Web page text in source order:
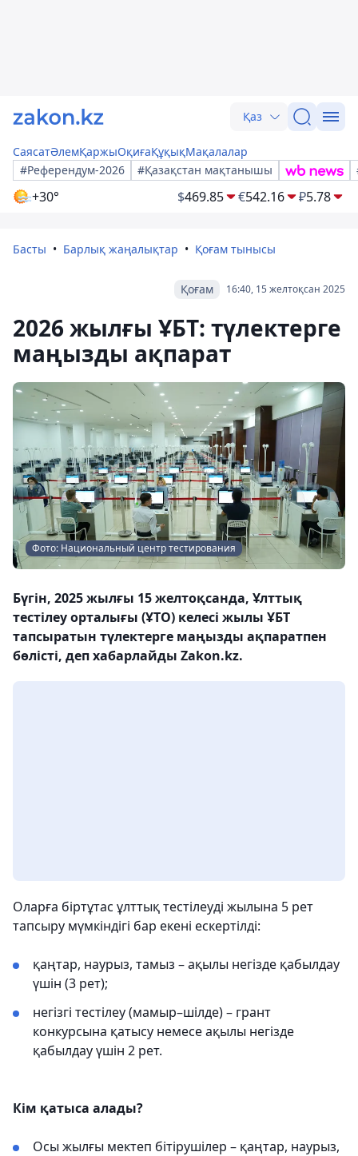
Қаз
СаясатӘлемҚаржыОқиғаҚұқықМақалалар
#Референдум-2026
#Қазақстан мақтанышы
+30° $469.85 €542.16 ₽5.78
Басты Барлық жаңалықтар Қоғам тынысы
16:40, 15 желтоқсан 2025
Қоғам
2026 жылғы ҰБТ: түлектерге
маңызды ақпарат
Фото: Национальный центр тестирования
Бүгін, 2025 жылғы 15 желтоқсанда, Ұлттық
тестілеу орталығы (ҰТО) келесі жылы ҰБТ
тапсыратын түлектерге маңызды ақпаратпен
бөлісті, деп хабарлайды Zakon.kz.
Оларға біртұтас ұлттық тестілеуді жылына 5 рет
тапсыру мүмкіндігі бар екені ескертілді:
қаңтар, наурыз, тамыз – ақылы негізде қабылдау
үшін (3 рет);
негізгі тестілеу (мамыр–шілде) – грант
конкурсына қатысу немесе ақылы негізде
қабылдау үшін 2 рет.
Кім қатыса алады?
Осы жылғы мектеп бітірушілер – қаңтар, наурыз,